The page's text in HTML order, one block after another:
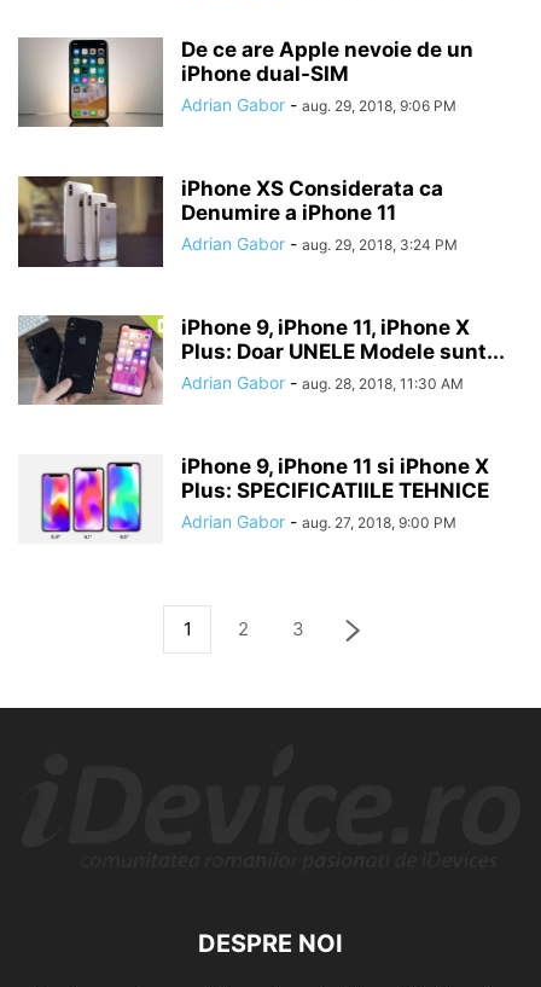
De ce are Apple nevoie de un
iPhone dual-SIM
Adrian Gabor - aug. 29, 2018, 9:06 PM
iPhone XS Considerata ca
Denumire a iPhone 11
Adrian Gabor - aug. 29, 2018, 3:24 PM
iPhone 9, iPhone 11, iPhone X
Plus: Doar UNELE Modele sunt...
Adrian Gabor - aug. 28, 2018, 11:30 AM
iPhone 9, iPhone 11 si iPhone X
Plus: SPECIFICATIILE TEHNICE
Adrian Gabor - aug. 27, 2018, 9:00 PM
1 2 3
DESPRE NOI